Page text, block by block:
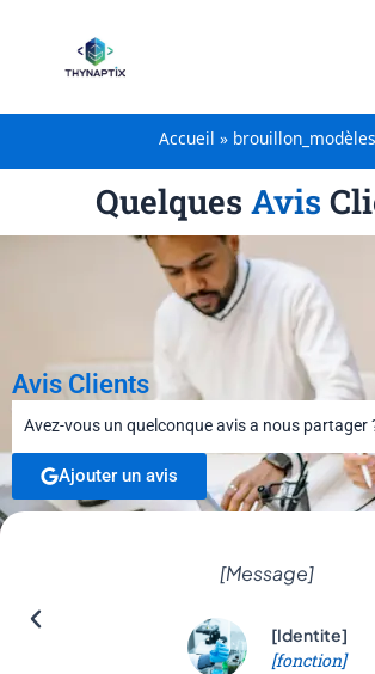
Accueil brouillon_modèles
Quelques Avis
Avis Clients
Avez-vous un quelconque avis a nous partager
Ajouter un avis
[Message]
[Identite]
[fonction]